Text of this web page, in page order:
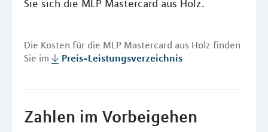
Sie sich die MLP Mastercard aus Holz.
Die Kosten für die MLP Mastercard aus Holz finden
Sie im
Preis-Leistungsverzeichnis
Zahlen im Vorbeigehen